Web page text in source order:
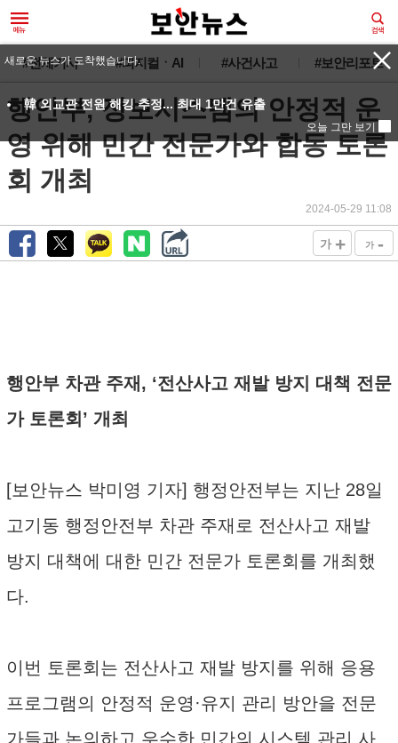
#전체기사 #피지컬ㆍAI #사건사고 #보안리포트
행안부, 정보시스템의 안정적 운
영 위해 민간 전문가와 합동 토론
회 개최
2024-05-29 11:08
가 + 가 -
행안부 차관 주재, ‘전산사고 재발 방지 대책 전문
가 토론회’ 개최
[보안뉴스 박미영 기자] 행정안전부는 지난 28일
고기동 행정안전부 차관 주재로 전산사고 재발
방지 대책에 대한 민간 전문가 토론회를 개최했
다.
이번 토론회는 전산사고 재발 방지를 위해 응용
프로그램의 안정적 운영·유지 관리 방안을 전문
가들과 논의하고 우수한 민간의 시스템 관리 사
새로운 뉴스가 도착했습니다.
韓 외교관 전원 해킹 추정... 최대 1만건 유출
오늘 그만 보기